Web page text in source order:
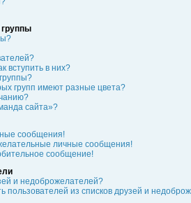
группы
вступить в них?
групп имеют разные цвета?
сайта»?
сообщения!
личные сообщения!
сообщение!
и недоброжелателей?
пользователей из списков друзей и